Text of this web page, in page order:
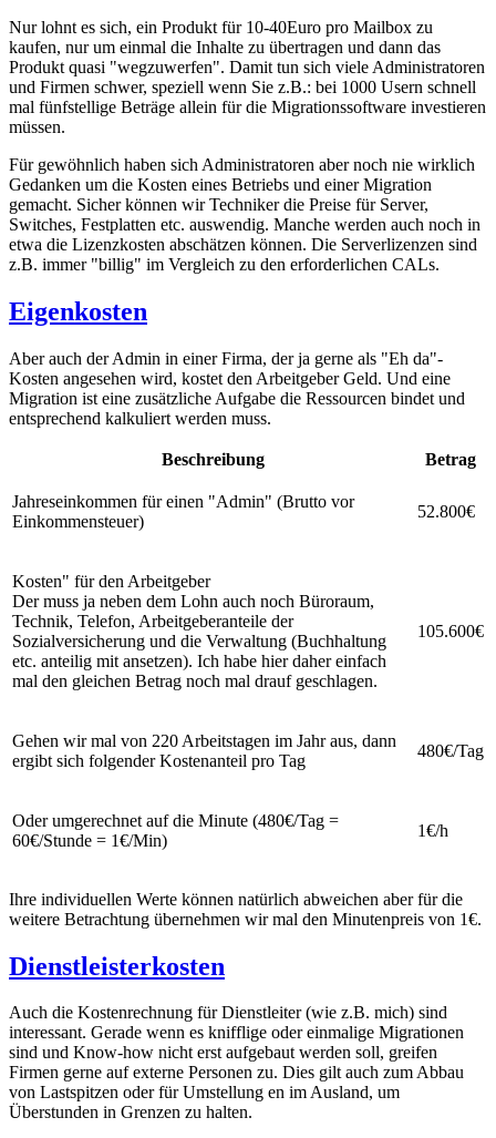
Nur lohnt es sich, ein Produkt für 10-40Euro pro Mailbox zu
kaufen, nur um einmal die Inhalte zu übertragen und dann das
Produkt quasi "wegzuwerfen". Damit tun sich viele Administratoren
und Firmen schwer, speziell wenn Sie z.B.: bei 1000 Usern schnell
mal fünfstellige Beträge allein für die Migrationssoftware investieren
müssen.
Für gewöhnlich haben sich Administratoren aber noch nie wirklich
Gedanken um die Kosten eines Betriebs und einer Migration
gemacht. Sicher können wir Techniker die Preise für Server,
Switches, Festplatten etc. auswendig. Manche werden auch noch in
etwa die Lizenzkosten abschätzen können. Die Serverlizenzen sind
z.B. immer "billig" im Vergleich zu den erforderlichen CALs.
Eigenkosten
Aber auch der Admin in einer Firma, der ja gerne als "Eh da"-
Kosten angesehen wird, kostet den Arbeitgeber Geld. Und eine
Migration ist eine zusätzliche Aufgabe die Ressourcen bindet und
entsprechend kalkuliert werden muss.
Beschreibung Betrag
Jahreseinkommen für einen "Admin" (Brutto vor
Einkommensteuer)
52.800€
Kosten" für den Arbeitgeber
Der muss ja neben dem Lohn auch noch Büroraum,
Technik, Telefon, Arbeitgeberanteile der
Sozialversicherung und die Verwaltung (Buchhaltung
etc. anteilig mit ansetzen). Ich habe hier daher einfach
mal den gleichen Betrag noch mal drauf geschlagen.
105.600€
Gehen wir mal von 220 Arbeitstagen im Jahr aus, dann
ergibt sich folgender Kostenanteil pro Tag
480€/Tag
Oder umgerechnet auf die Minute (480€/Tag =
60€/Stunde = 1€/Min)
1€/h
Ihre individuellen Werte können natürlich abweichen aber für die
weitere Betrachtung übernehmen wir mal den Minutenpreis von 1€.
Dienstleisterkosten
Auch die Kostenrechnung für Dienstleiter (wie z.B. mich) sind
interessant. Gerade wenn es knifflige oder einmalige Migrationen
sind und Know-how nicht erst aufgebaut werden soll, greifen
Firmen gerne auf externe Personen zu. Dies gilt auch zum Abbau
von Lastspitzen oder für Umstellung en im Ausland, um
Überstunden in Grenzen zu halten.